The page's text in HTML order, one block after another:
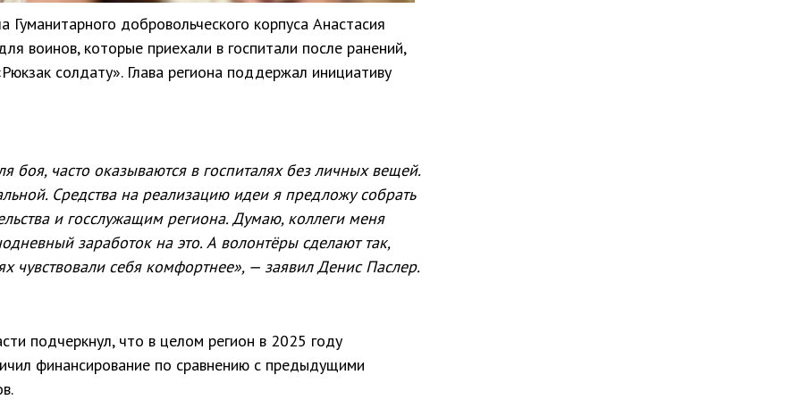
добровольческого корпуса Анастасия
воинов, которые приехали в госпитали после ранений,
солдату». Глава региона поддержал инициативу
боя, часто оказываются в госпиталях без личных вещей.
Средства на реализацию идеи я предложу собрать
и госслужащим региона. Думаю, коллеги меня
заработок на это. А волонтёры сделают так,
чувствовали себя комфортнее», — заявил Денис Паслер.
подчеркнул, что в целом регион в 2025 году
финансирование по сравнению с предыдущими